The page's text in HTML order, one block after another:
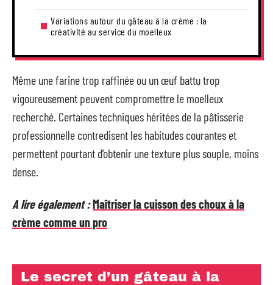
Variations autour du gâteau à la crème : la
créativité au service du moelleux
Même une farine trop raffinée ou un œuf battu trop
vigoureusement peuvent compromettre le moelleux
recherché. Certaines techniques héritées de la pâtisserie
professionnelle contredisent les habitudes courantes et
permettent pourtant d’obtenir une texture plus souple, moins
dense.
A lire également :Maîtriser la cuisson des choux à la
crème comme un pro
Le secret d’un gâteau à la